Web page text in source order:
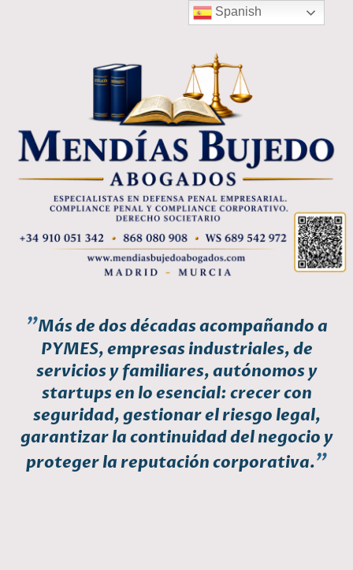
"Más de dos décadas acompañando a
PYMES, empresas industriales, de
servicios y familiares, autónomos y
startups en lo esencial: crecer con
seguridad, gestionar el riesgo legal,
garantizar la continuidad del negocio y
proteger la reputación corporativa."
Spanish